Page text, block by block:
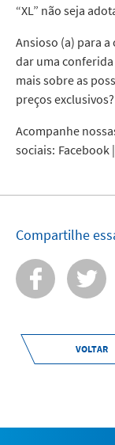
“XL” não seja
Ansioso (a) para a
dar uma
mais sobre as
preços exclusivos?
Acompanhe
sociais: Facebook
Compartilhe
VOLTAR